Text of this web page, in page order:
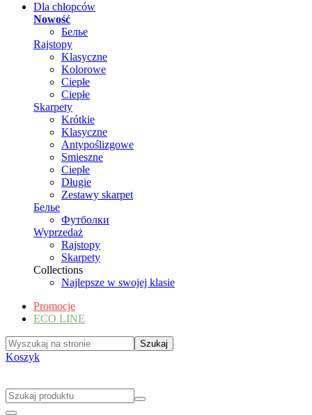
Dla chłopców
Nowość
Белье
Rajstopy
Klasyczne
Kolorowe
Ciepłe
Ciepłe
Skarpety
Krótkie
Klasyczne
Antypoślizgowe
Smieszne
Ciepłe
Długie
Zestawy skarpet
Белье
Футболки
Wyprzedaż
Rajstopy
Skarpety
Collections
Najlepsze w swojej klasie
Promocje
ECO LINE
Koszyk